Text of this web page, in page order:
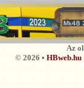
Az
© 2026 •HBweb.hu